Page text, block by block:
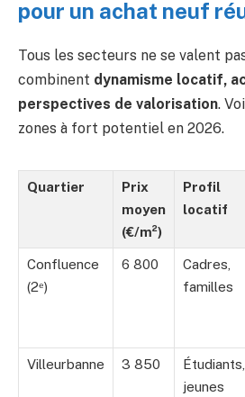
pour un achat neuf
Tous les secteurs ne se valent
combinent dynamisme locatif,
perspectives de valorisation.
zones à fort potentiel en 2026.
Quartier
Prix
moyen
(€/m²)
Profil
locatif
Confluence
(2ᵉ)
6 800
Cadres,
familles
Villeurbanne 3 850
Étudiants,
jeunes